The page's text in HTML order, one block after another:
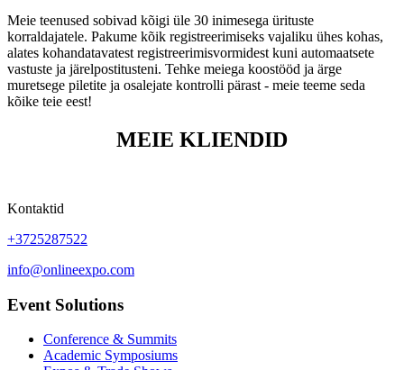
Meie teenused sobivad kõigi üle 30 inimesega ürituste
korraldajatele. Pakume kõik registreerimiseks vajaliku ühes kohas,
alates kohandatavatest registreerimisvormidest kuni automaatsete
vastuste ja järelpostitusteni. Tehke meiega koostööd ja ärge
muretsege piletite ja osalejate kontrolli pärast - meie teeme seda
kõike teie eest!
MEIE KLIENDID
Kontaktid
+3725287522
info@onlineexpo.com
Event Solutions
Conference & Summits
Academic Symposiums